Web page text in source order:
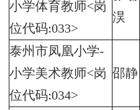
小学体育教师<岗
位代码:033>
淏
泰州市凤凰小学-
小学美术教师<岗
位代码:034>
邵静